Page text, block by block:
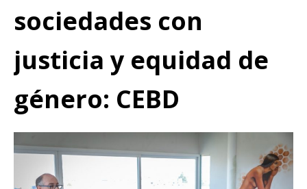
sociedades con
justicia y equidad de
género: CEBD